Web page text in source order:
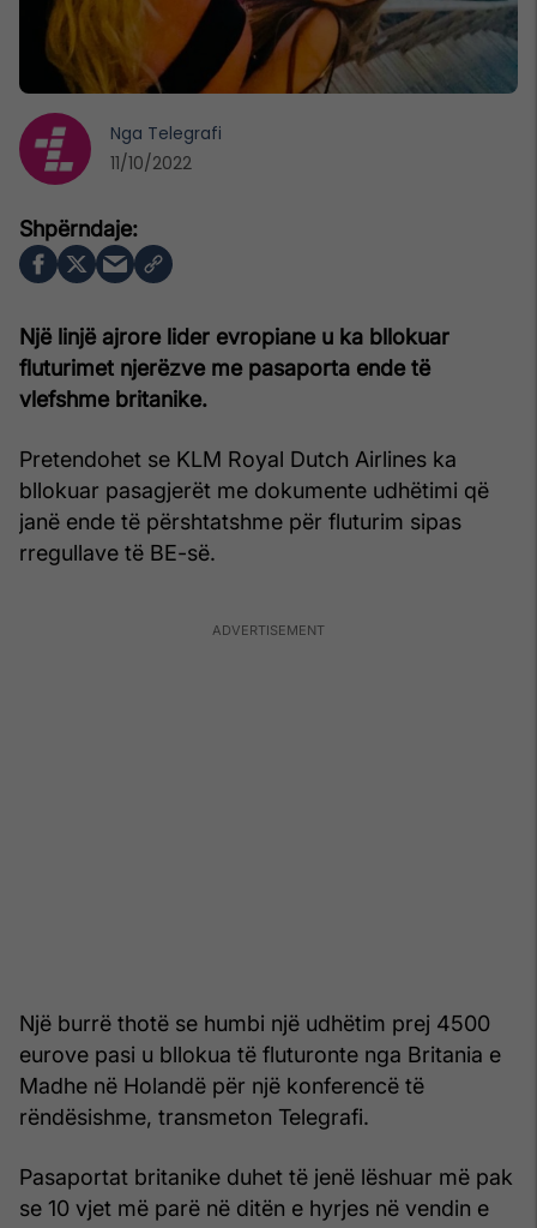
Një linjë ajrore lider evropiane u ka bllokuar
fluturimet njerëzve me pasaporta ende të
vlefshme britanike.
Pretendohet se KLM Royal Dutch Airlines ka
bllokuar pasagjerët me dokumente udhëtimi që
janë ende të përshtatshme për fluturim sipas
rregullave të BE-së.
Një burrë thotë se humbi një udhëtim prej 4500
eurove pasi u bllokua të fluturonte nga Britania e
Madhe në Holandë për një konferencë të
rëndësishme, transmeton Telegrafi.
Pasaportat britanike duhet të jenë lëshuar më pak
se 10 vjet më parë në ditën e hyrjes në vendin e
Nga Telegrafi
11/10/2022